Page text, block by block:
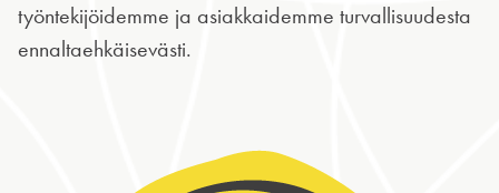
työntekijöidemme ja asiakkaidemme turvallisuudesta
ennaltaehkäisevästi.